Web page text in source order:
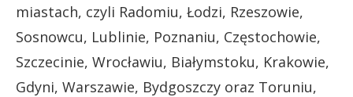
miastach, czyli Radomiu, Łodzi, Rzeszowie,
Sosnowcu, Lublinie, Poznaniu, Częstochowie,
Szczecinie, Wrocławiu, Białymstoku, Krakowie,
Gdyni, Warszawie, Bydgoszczy oraz Toruniu,